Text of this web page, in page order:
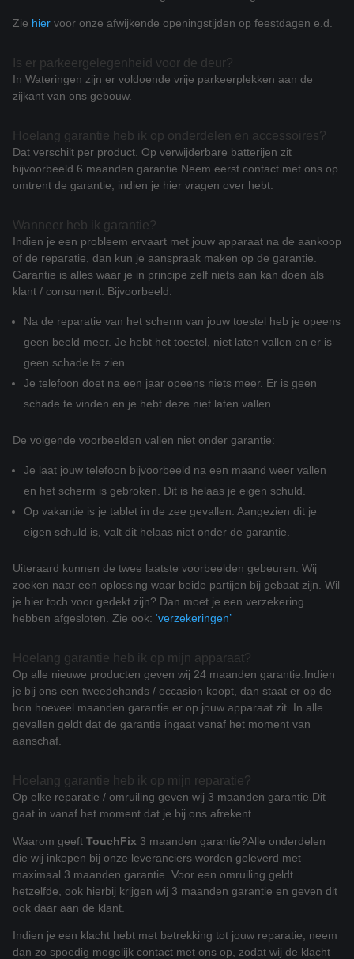
Zie hier voor onze afwijkende openingstijden op feestdagen e.d.
Is er parkeergelegenheid voor de deur?
In Wateringen zijn er voldoende vrije parkeerplekken aan de
zijkant van ons gebouw.
Hoelang garantie heb ik op onderdelen en accessoires?
Dat verschilt per product. Op verwijderbare batterijen zit
bijvoorbeeld 6 maanden garantie. Neem eerst contact met ons op
omtrent de garantie, indien je hier vragen over hebt.
Wanneer heb ik garantie?
Indien je een probleem ervaart met jouw apparaat na de aankoop
of de reparatie, dan kun je aanspraak maken op de garantie.
Garantie is alles waar je in principe zelf niets aan kan doen als
klant / consument. Bijvoorbeeld:
Na de reparatie van het scherm van jouw toestel heb je opeens
geen beeld meer. Je hebt het toestel, niet laten vallen en er is
geen schade te zien.
Je telefoon doet na een jaar opeens niets meer. Er is geen
schade te vinden en je hebt deze niet laten vallen.
De volgende voorbeelden vallen niet onder garantie:
Je laat jouw telefoon bijvoorbeeld na een maand weer vallen
en het scherm is gebroken. Dit is helaas je eigen schuld.
Op vakantie is je tablet in de zee gevallen. Aangezien dit je
eigen schuld is, valt dit helaas niet onder de garantie.
Uiteraard kunnen de twee laatste voorbeelden gebeuren. Wij
zoeken naar een oplossing waar beide partijen bij gebaat zijn. Wil
je hier toch voor gedekt zijn? Dan moet je een verzekering
hebben afgesloten. Zie ook: ‘verzekeringen’
Hoelang garantie heb ik op mijn apparaat?
Op alle nieuwe producten geven wij 24 maanden garantie. Indien
je bij ons een tweedehands / occasion koopt, dan staat er op de
bon hoeveel maanden garantie er op jouw apparaat zit. In alle
gevallen geldt dat de garantie ingaat vanaf het moment van
aanschaf.
Hoelang garantie heb ik op mijn reparatie?
Op elke reparatie / omruiling geven wij 3 maanden garantie. Dit
gaat in vanaf het moment dat je bij ons afrekent.
Waarom geeft TouchFix 3 maanden garantie?Alle onderdelen
die wij inkopen bij onze leveranciers worden geleverd met
maximaal 3 maanden garantie. Voor een omruiling geldt
hetzelfde, ook hierbij krijgen wij 3 maanden garantie en geven dit
ook daar aan de klant.
Indien je een klacht hebt met betrekking tot jouw reparatie, neem
dan zo spoedig mogelijk contact met ons op, zodat wij de klacht